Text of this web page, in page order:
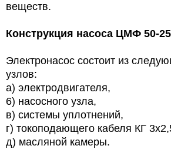
веществ.
Конструкция насоса ЦМФ 50-25
Электронасос состоит из
узлов:
а) электродвигателя,
6) насосного узла,
в) системы уплотнений,
г) токоподающего кабеля КГ
д) масляной камеры.